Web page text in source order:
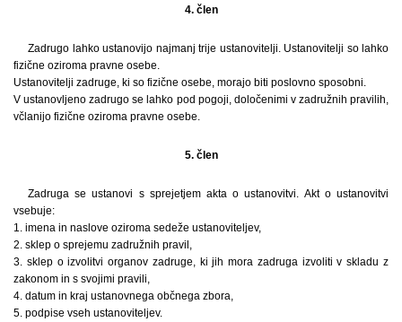
4. člen
Zadrugo lahko ustanovijo najmanj trije ustanovitelji. Ustanovitelji so lahko
fizične oziroma pravne osebe.
Ustanovitelji zadruge, ki so fizične osebe, morajo biti poslovno sposobni.
V ustanovljeno zadrugo se lahko pod pogoji, določenimi v zadružnih pravilih,
včlanijo fizične oziroma pravne osebe.
5. člen
Zadruga se ustanovi s sprejetjem akta o ustanovitvi. Akt o ustanovitvi
vsebuje:
1. imena in naslove oziroma sedeže ustanoviteljev,
2. sklep o sprejemu zadružnih pravil,
3. sklep o izvolitvi organov zadruge, ki jih mora zadruga izvoliti v skladu z
zakonom in s svojimi pravili,
4. datum in kraj ustanovnega občnega zbora,
5. podpise vseh ustanoviteljev.